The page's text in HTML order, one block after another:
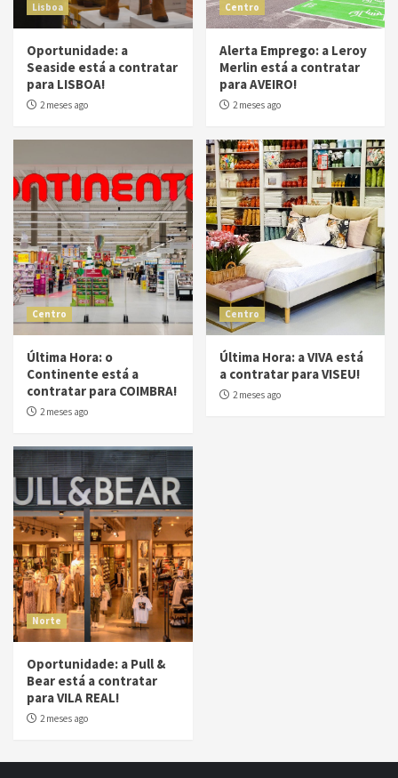
Lisboa
Oportunidade: a
Seaside está a contratar
para LISBOA!
2 meses ago
Centro
Alerta Emprego: a Leroy
Merlin está a contratar
para AVEIRO!
2 meses ago
Centro
Última Hora: o
Continente está a
contratar para COIMBRA!
2 meses ago
Centro
Última Hora: a VIVA está
a contratar para VISEU!
2 meses ago
Norte
Oportunidade: a Pull &
Bear está a contratar
para VILA REAL!
2 meses ago